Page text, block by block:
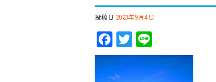
投稿日 2023年9月4日
F
ac
e
T
wi
tt
n
e